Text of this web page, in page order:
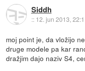
Siddh
:: 12. jun 2013,
moj point je, da vložijo
druge modele pa kar
dražjim dajo naziv S4,